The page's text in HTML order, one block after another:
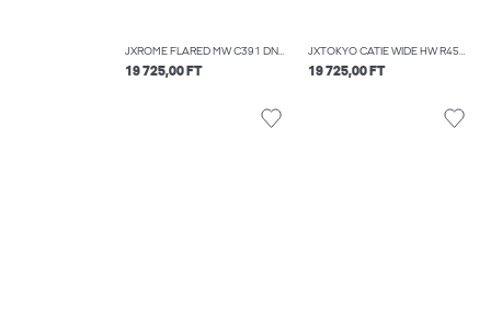
JXROME FLARED MW C391 DNM NOOS
19 725,00 FT
JXTOKYO CATIE WIDE HW R456 DNM
19 725,00 FT